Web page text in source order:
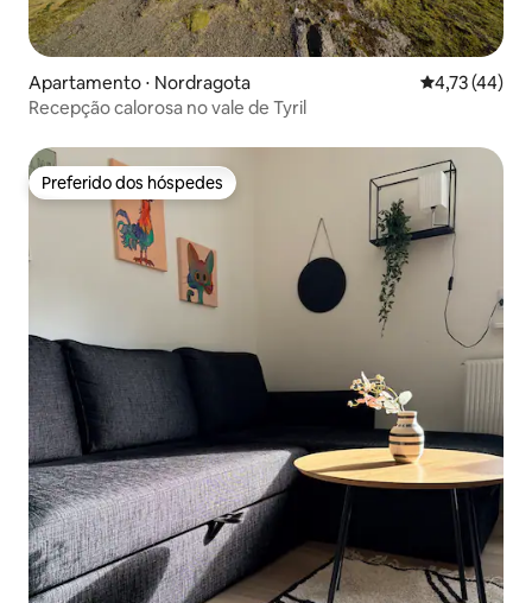
Apartamento ⋅ Nordragota 4,73 de uma
4,73 (44)
Recepção calorosa no vale de Tyril
Preferido dos hóspedes
Preferido dos hóspedes